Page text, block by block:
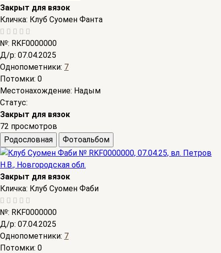
Закрыт для вязок
Кличка: Клуб Суомен Фанта
№: RKF0000000
Д/р: 07.04.2025
Однопометники: 7
Потомки: 0
Местонахождение: Надым
Статус:
Закрыт для вязок
72 просмотров
Родословная
Фотоальбом
Закрыт для вязок
Кличка: Клуб Суомен Фаби
№: RKF0000000
Д/р: 07.04.2025
Однопометники: 7
Потомки: 0